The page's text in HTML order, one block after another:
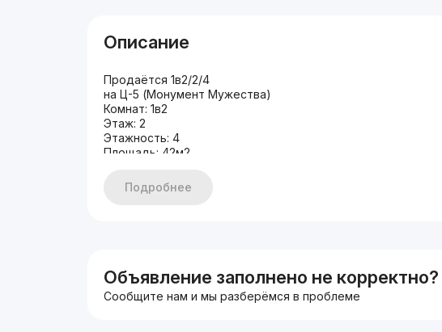
Описание
Продаётся 1в2/2/4
на Ц-5 (Монумент Мужества)
Комнат: 1в2
Этаж: 2
Этажность: 4
Площадь: 42м2
Мебель + Техника
Тёплый пол
Подробнее
Объявление заполнено не корректно?
Сообщите нам и мы разберёмся в проблеме